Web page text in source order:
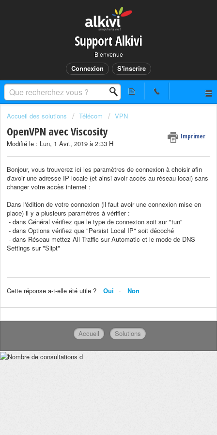
Support Alkivi
Bienvenue
Connexion S'inscrire
Accueil des solutions Télécom VPN
OpenVPN avec Viscosity Imprimer
Modifié le : Lun, 1 Avr., 2019 à 2:33 H
Bonjour, vous trouverez ici les paramètres de connexion à choisir afin
d'avoir une adresse IP locale (et ainsi avoir accès au réseau local) sans
changer votre accès internet :
Dans l'édition de votre connexion (il faut avoir une connexion mise en
place) il y a plusieurs paramètres à vérifier :
- dans Général vérifiez que le type de connexion soit sur "tun"
- dans Options vérifiez que "Persist Local IP" soit décoché
- dans Réseau mettez All Traffic sur Automatic et le mode de DNS
Settings sur "Slipt"
Cette réponse a-t-elle été utile ? Oui Non
Accueil Solutions